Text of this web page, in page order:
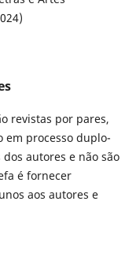
revistas por pares,
em processo duplo-
autores e não são
é fornecer
aos autores e